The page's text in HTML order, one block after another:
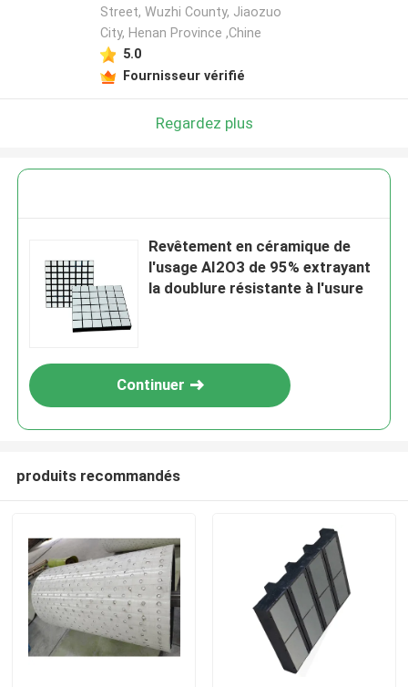
Aperçu
Street, Wuzhi County, Jiaozuo
City, Henan Province ,Chine
5.0
Fournisseur vérifié
Regardez plus
Revêtement en céramique de
l'usage AI2O3 de 95% extrayant
la doublure résistante à l'usure
Continuer
produits recommandés